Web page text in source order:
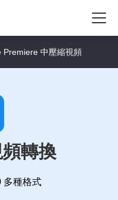
Premiere 中壓縮視頻
轉換
多種格式